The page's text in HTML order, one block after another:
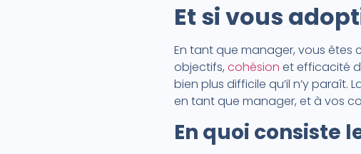
Et si vous
En tant que manager, vous êtes
objectifs, cohésion et efficacité
bien plus difficile qu’il n’y
en tant que manager, et à vos
En quoi consiste